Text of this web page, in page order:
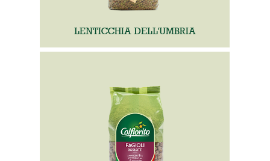
LENTICCHIA DELL'UMBRIA